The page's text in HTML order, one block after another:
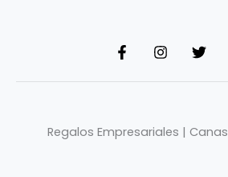
Regalos Empresariales |